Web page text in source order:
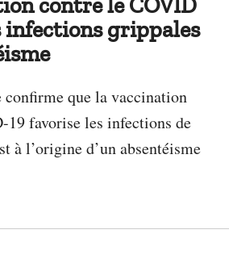
infections grippales
confirme que la vaccination
19 favorise les infections de
à l’origine d’un absentéisme